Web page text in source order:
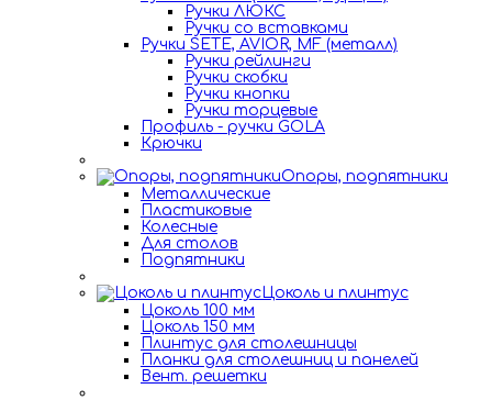
Ручки ЛЮКС
Ручки со вставками
Ручки SETE, AVIOR, MF (металл)
Ручки рейлинги
Ручки скобки
Ручки кнопки
Ручки торцевые
Профиль - ручки GOLA
Крючки
Опоры, подпятники
Металлические
Пластиковые
Колесные
Для столов
Подпятники
Цоколь и плинтус
Цоколь 100 мм
Цоколь 150 мм
Плинтус для столешницы
Планки для столешниц и панелей
Вент. решетки